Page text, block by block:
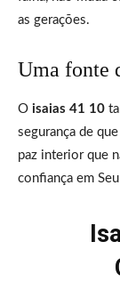
as gerações.
Uma fonte
O isaias 41 10
segurança de
paz interior que
confiança em